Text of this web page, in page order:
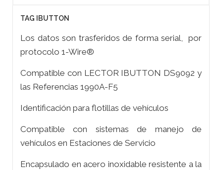
TAG IBUTTON
Los datos son trasferidos de forma serial, por
protocolo 1-Wire®
Compatible con LECTOR IBUTTON DS9092 y
las Referencias 1990A-F5
Identificación para flotillas de vehículos
Compatible con sistemas de manejo de
vehículos en Estaciones de Servicio
Encapsulado en acero inoxidable resistente a la